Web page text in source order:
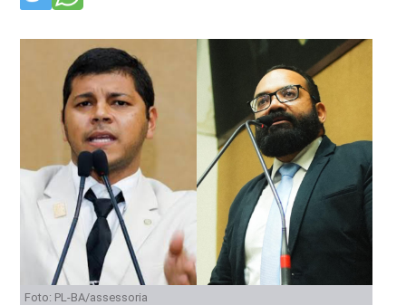
Foto: PL-BA/assessoria